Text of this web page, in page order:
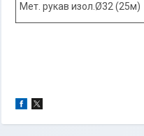
Мет. рукав изол.Ø32 (25м)